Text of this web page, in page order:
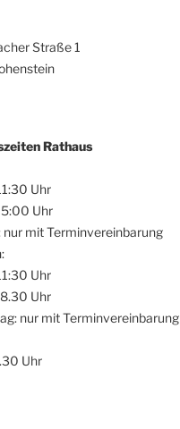
Straße 1
Rathaus
Uhr
Uhr
nur mit Terminvereinbarung
Uhr
Uhr
nur mit Terminvereinbarung
Uhr